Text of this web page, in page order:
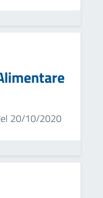
20/10/2020